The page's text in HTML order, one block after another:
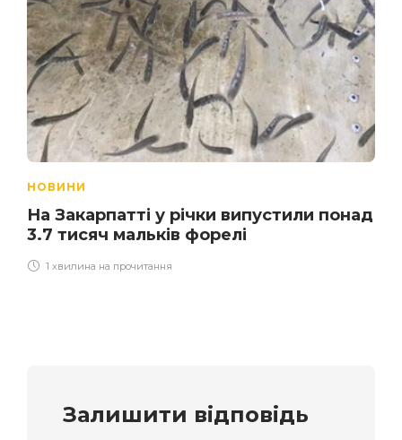
НОВИНИ
На Закарпатті у річки випустили понад
3.7 тисяч мальків форелі
1 хвилина на прочитання
Залишити відповідь